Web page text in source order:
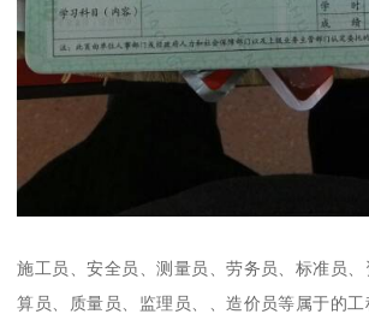
施工员、安全员、测量员、劳务员、标准员
算员、质量员、监理员、、造价员等属于的